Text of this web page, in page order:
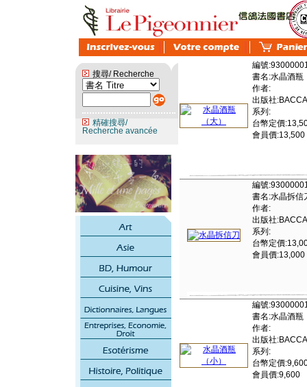
搜尋/ Recherche
精確搜尋/
Recherche avancée
編號
書名:水晶酒瓶
作者:
出版社
系列:
台幣定價
會員價:13,500
編號
書名:水晶拆信
作者:
出版社
系列:
台幣定價
會員價:13,000
編號
書名:水晶酒瓶
作者:
出版社
系列:
台幣定價
會員價:9,600